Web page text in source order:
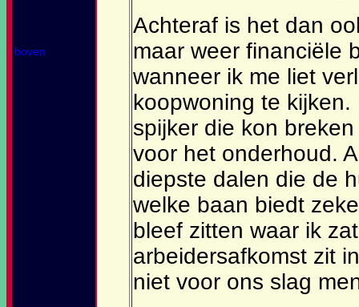
boven
Achteraf is het dan
maar weer financiële
wanneer ik me liet
koopwoning te
spijker die kon
voor het onderhoud.
diepste dalen die de
welke baan biedt
bleef zitten waar ik
arbeidersafkomst zit
niet voor ons slag